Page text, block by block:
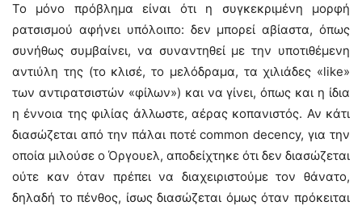
Το μόνο πρόβλημα είναι ότι η συγκεκριμένη μορφή
ρατσισμού αφήνει υπόλοιπο: δεν μπορεί αβίαστα, όπως
συνήθως συμβαίνει, να συναντηθεί με την υποτιθέμενη
αντιύλη της (το κλισέ, το μελόδραμα, τα χιλιάδες «like»
των αντιρατσιστών «φίλων») και να γίνει, όπως και η ίδια
η έννοια της φιλίας άλλωστε, αέρας κοπανιστός. Αν κάτι
διασώζεται από την πάλαι ποτέ common decency, για την
οποία μιλούσε ο Όργουελ, αποδείχτηκε ότι δεν διασώζεται
ούτε καν όταν πρέπει να διαχειριστούμε τον θάνατο,
δηλαδή το πένθος, ίσως διασώζεται όμως όταν πρόκειται